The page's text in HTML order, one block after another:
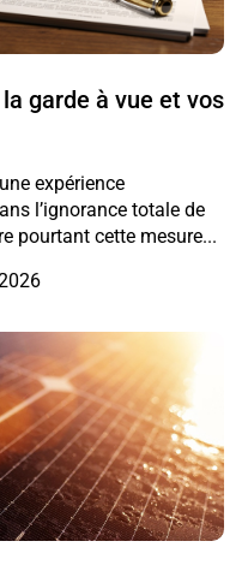
garde à vue et vos
expérience
l’ignorance totale de
pourtant cette mesure...